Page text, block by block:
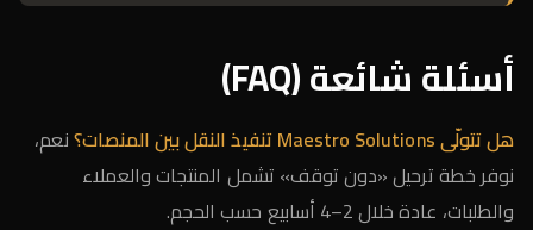
أسئلة شائعة (FAQ)
هل تتولّى Maestro Solutions تنفيذ النقل بين المنصات؟
نعم،
نوفر خطة ترحيل «دون توقف» تشمل المنتجات والعملاء
والطلبات، عادة خلال 2–4 أسابيع حسب الحجم.